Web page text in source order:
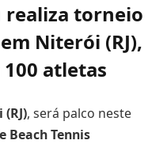
realiza torneio
Niterói (RJ),
atletas
, será palco neste
Beach Tennis